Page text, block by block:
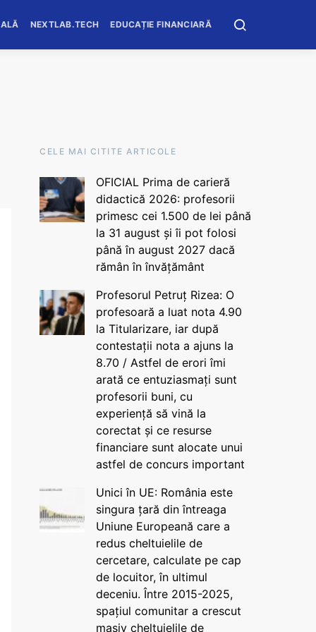
NEXTLAB.TECH EDUCAȚIE FINANCIARĂ
CELE MAI CITITE ARTICOLE
OFICIAL Prima de carieră
didactică 2026: profesorii
primesc cei 1.500 de lei până
la 31 august și îi pot folosi
până în august 2027 dacă
rămân în învățământ
Profesorul Petruț Rizea: O
profesoară a luat nota 4.90
la Titularizare, iar după
contestații nota a ajuns la
8.70 / Astfel de erori îmi
arată ce entuziasmați sunt
profesorii buni, cu
experiență să vină la
corectat și ce resurse
financiare sunt alocate unui
astfel de concurs important
Unici în UE: România este
singura țară din întreaga
Uniune Europeană care a
redus cheltuielile de
cercetare, calculate pe cap
de locuitor, în ultimul
deceniu. Între 2015-2025,
spațiul comunitar a crescut
masiv cheltuielile de